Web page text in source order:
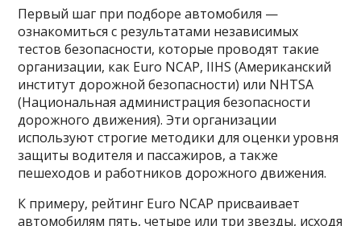
Первый шаг при подборе автомобиля —
ознакомиться с результатами независимых
тестов безопасности, которые проводят такие
организации, как Euro NCAP, IIHS (Американский
институт дорожной безопасности) или NHTSA
(Национальная администрация безопасности
дорожного движения). Эти организации
используют строгие методики для оценки уровня
защиты водителя и пассажиров, а также
пешеходов и работников дорожного движения.
К примеру, рейтинг Euro NCAP присваивает
автомобилям пять, четыре или три звезды, исходя